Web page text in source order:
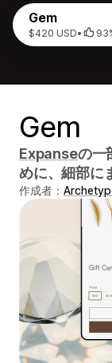
Gem
$420 USD•
Gem
Expanseの一
めに、細部に
作成者：